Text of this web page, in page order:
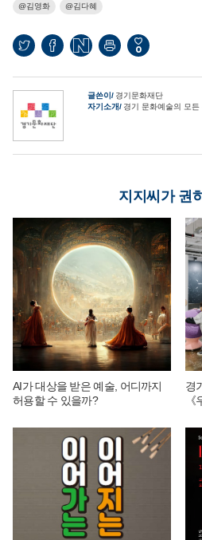
김영화 김다혜
0
글쓴이
경기문화재단
자기소개
경기 문화예술의 모
지지씨가 권
AI가 대상을 받은 예술, 어디까지
허용할 수 있을까?
경